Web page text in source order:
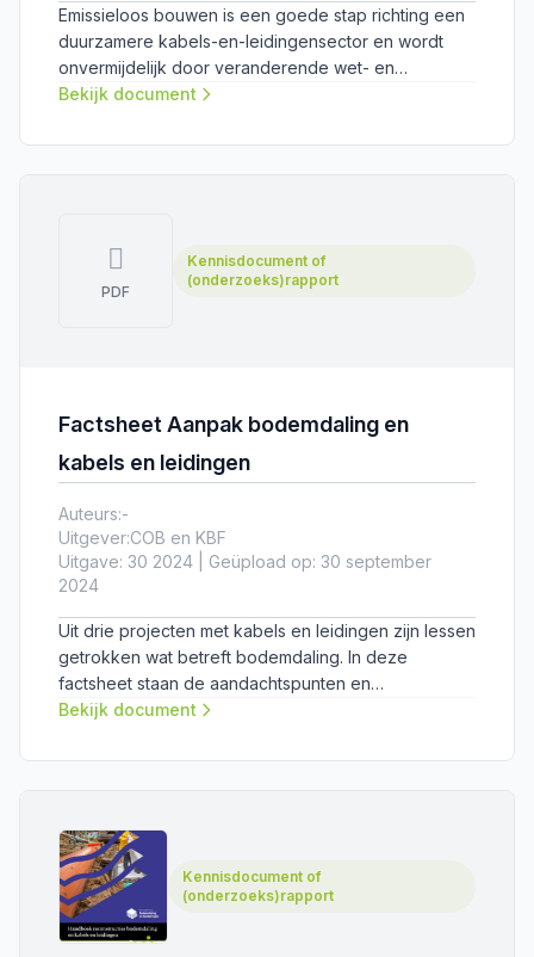
Emissieloos bouwen is een goede stap richting een
duurzamere kabels-en-leidingensector en wordt
onvermijdelijk door veranderende wet- en
regelgeving. Dit vooronderzoek verkent de rol van
Bekijk document
PDF
Kennisdocument of
(onderzoeks)rapport
Factsheet Aanpak bodemdaling en
kabels en leidingen
Auteurs:-
Uitgever:COB en KBF
Uitgave: 30 2024 | Geüpload op: 30 september
2024
Uit drie projecten met kabels en leidingen zijn lessen
getrokken wat betreft bodemdaling. In deze
factsheet staan de aandachtspunten en
aanbevelingen voor een beheerste, procesmatige
Bekijk document
Kennisdocument of
(onderzoeks)rapport